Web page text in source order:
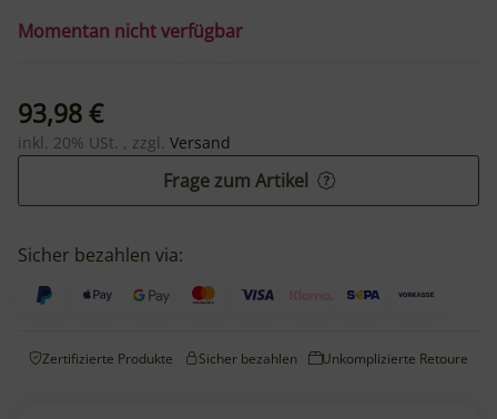
Momentan nicht verfügbar
93,98 €
inkl. 20% USt. , zzgl. Versand
Frage zum Artikel
Sicher bezahlen via:
Zertifizierte Produkte Sicher bezahlen Unkomplizierte Retoure